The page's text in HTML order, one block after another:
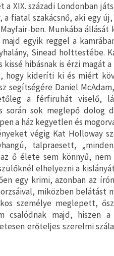
a XIX. századi Londonban
a fiatal szakácsnő, aki egy
ben. Munkába állását
egyik reggel a
Sinead holttestébe.
kissé hibásnak is érzi magát
hogy kideríti ki és miért
segítségére Daniel
a férfiruhát viselő,
során sok meglepő dolog
a ház kegyetlen és
végig Kat Holloway
talpraesett,
ő élete sem könnyű, nem
elhelyezni a
egy krimi, azonban az
miközben belátást
személye meglepett,
csalódnak majd, hiszen
erőteljes szerelmi